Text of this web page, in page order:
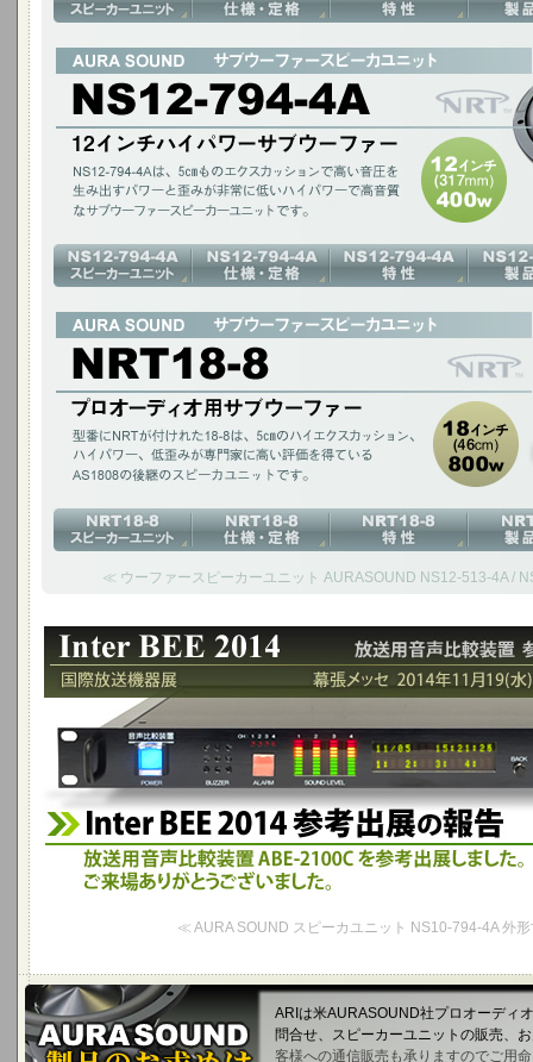
12インチ ハイパワー サブウーファー
NS12-794-4Aは、5cmものエクスカッションで高い音圧を生み出すパワー
音質なサブウーファースピーカーユニットです。
12インチ(317mm)400W / アルミコーン ダイキャストフレーム / NRT
プロオーディオ用サブウーファー
型番にNRTが付けれた18-8は、5cmのハイエクスカッション、ハイパワー
いるAS1808の後継のスピーカユニットです。
18インチ(46cm)800W
≪ ウーファースピーカーユニット AURASOUND NS12-513-4A /
Inter BEE 2014 参考出品の報告 - 幕張メッセ 2014年11月
放送用音声比較装置 ABE-2100Cを国際放送機器展に参考出展しました。
≪ AURA SOUND スピーカユニット NS10-794-4A 外
ARIは米AURASOUND社プロオーディ
問合せ、スピーカーユニットの販売、
客様への通信販売も承りますのでご用